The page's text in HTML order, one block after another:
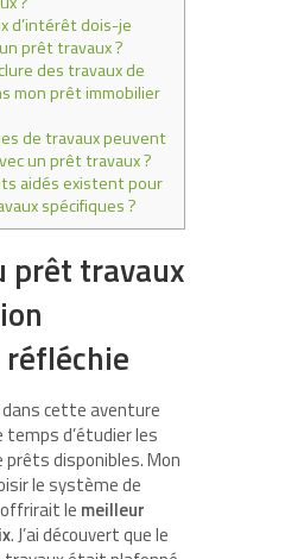
d’intérêt dois-je
prêt travaux ?
des travaux de
mon prêt immobilier
de travaux peuvent
un prêt travaux ?
aidés existent pour
spécifiques ?
prêt travaux
cette aventure
temps d’étudier les
disponibles. Mon
le système de
le meilleur
. J’ai découvert que le